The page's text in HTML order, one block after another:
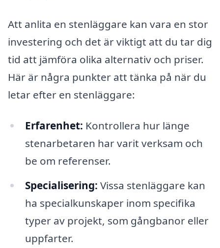
Att anlita en stenläggare kan vara en stor
investering och det är viktigt att du tar dig
tid att jämföra olika alternativ och priser.
Här är några punkter att tänka på när du
letar efter en stenläggare:
Erfarenhet: Kontrollera hur länge
stenarbetaren har varit verksam och
be om referenser.
Specialisering: Vissa stenläggare kan
ha specialkunskaper inom specifika
typer av projekt, som gångbanor eller
uppfarter.